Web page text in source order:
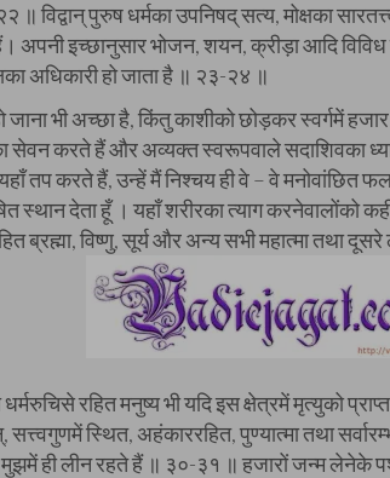
विद्वान् पुरुष धर्मका उपनिषद् सत्य, मोक्षका
अपनी इच्छानुसार भोजन, शयन, क्रीड़ा आदि
अधिकारी हो जाता है ॥ २३-२४ ॥
जाना भी अच्छा है, किंतु काशीको छोड़कर स्वर्गमें
सेवन करते हैं और अव्यक्त स्वरूपवाले सदाशिवका
तप करते हैं, उन्हें मैं निश्चय ही वे – वे मनोवांछित
स्थान देता हूँ । यहाँ शरीरका त्याग करनेवालोंको
ब्रह्मा, विष्णु, सूर्य और अन्य सभी महात्मा तथा
धर्मरुचिसे रहित मनुष्य भी यदि इस क्षेत्रमें मृत्युको
सत्त्वगुणमें स्थित, अहंकाररहित, पुण्यात्मा तथा
मुझमें ही लीन रहते हैं ॥ ३०-३१ ॥ हजारों जन्म लेनेके